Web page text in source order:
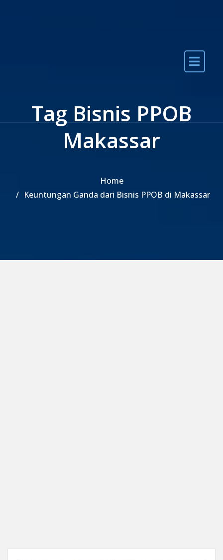
Tag Bisnis PPOB
Makassar
Home
Keuntungan Ganda dari Bisnis PPOB di Makassar